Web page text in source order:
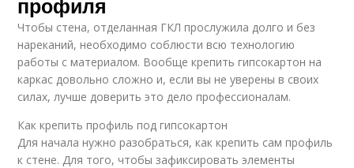
Чтобы стена, отделанная ГКЛ прослужила долго и без
нареканий, необходимо соблюсти всю технологию
работы с материалом. Вообще крепить гипсокартон на
каркас довольно сложно и, если вы не уверены в своих
силах, лучше доверить это дело профессионалам.
Как крепить профиль под гипсокартон
Для начала нужно разобраться, как крепить сам профиль
к стене. Для того, чтобы зафиксировать элементы